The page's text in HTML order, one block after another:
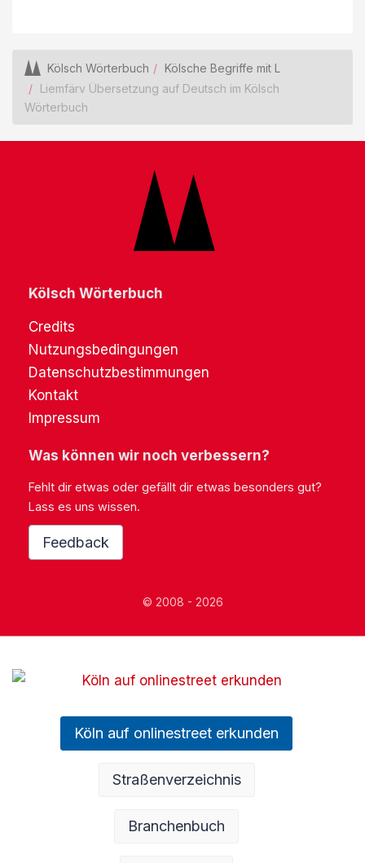
Kölsch Wörterbuch
Kölsche Begriffe mit L
Liemfärv Übersetzung auf Deutsch im Kölsch
Wörterbuch
Kölsch Wörterbuch
Credits
Nutzungsbedingungen
Datenschutzbestimmungen
Kontakt
Impressum
Was können wir noch verbessern?
Fehlt dir etwas oder gefällt dir etwas besonders gut?
Lass es uns wissen.
Feedback
© 2008 - 2026
Köln auf onlinestreet erkunden
Straßenverzeichnis
Branchenbuch